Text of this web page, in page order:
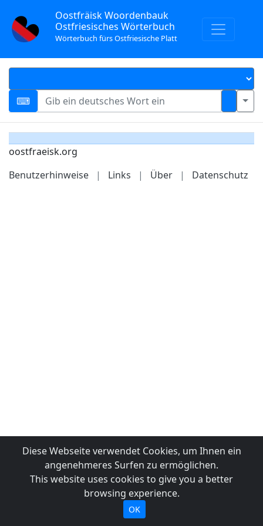
Oostfräisk Woordenbauk
Ostfriesisches Wörterbuch
Wörterbuch fürs Ostfriesische Platt
oostfraeisk.org
Benutzerhinweise
| Links | Über | Datenschutz
Diese Webseite verwendet Cookies, um Ihnen ein
angenehmeres Surfen zu ermöglichen.
This website uses cookies to give you a better
browsing experience.
OK